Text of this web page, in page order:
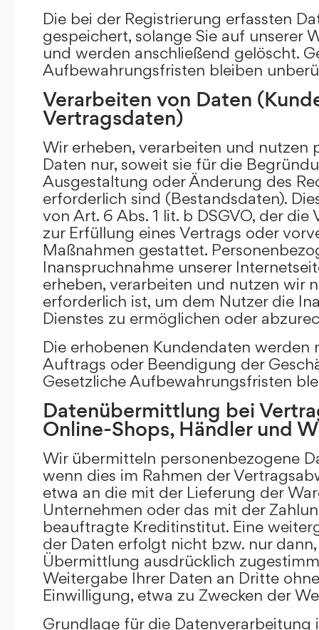
Die bei der Registrierung erfassten
gespeichert, solange Sie auf unserer
und werden anschließend gelöscht.
Aufbewahrungsfristen bleiben
Verarbeiten von Daten
Vertragsdaten)
Wir erheben, verarbeiten und nutzen
Daten nur, soweit sie für die
Ausgestaltung oder Änderung des
erforderlich sind (Bestandsdaten).
von Art. 6 Abs. 1 lit. b DSGVO, der
zur Erfüllung eines Vertrags oder
Maßnahmen gestattet.
Inanspruchnahme unserer
erheben, verarbeiten und nutzen wir
erforderlich ist, um dem Nutzer die
Dienstes zu ermöglichen oder
Die erhobenen Kundendaten werden
Auftrags oder Beendigung der
Gesetzliche Aufbewahrungsfristen
Datenübermittlung bei
Online-Shops, Händler und
Wir übermitteln personenbezogene
wenn dies im Rahmen der
etwa an die mit der Lieferung der
Unternehmen oder das mit der
beauftragte Kreditinstitut. Eine
der Daten erfolgt nicht bzw. nur
Übermittlung ausdrücklich
Weitergabe Ihrer Daten an Dritte
Einwilligung, etwa zu Zwecken der
Grundlage für die Datenverarbeitung